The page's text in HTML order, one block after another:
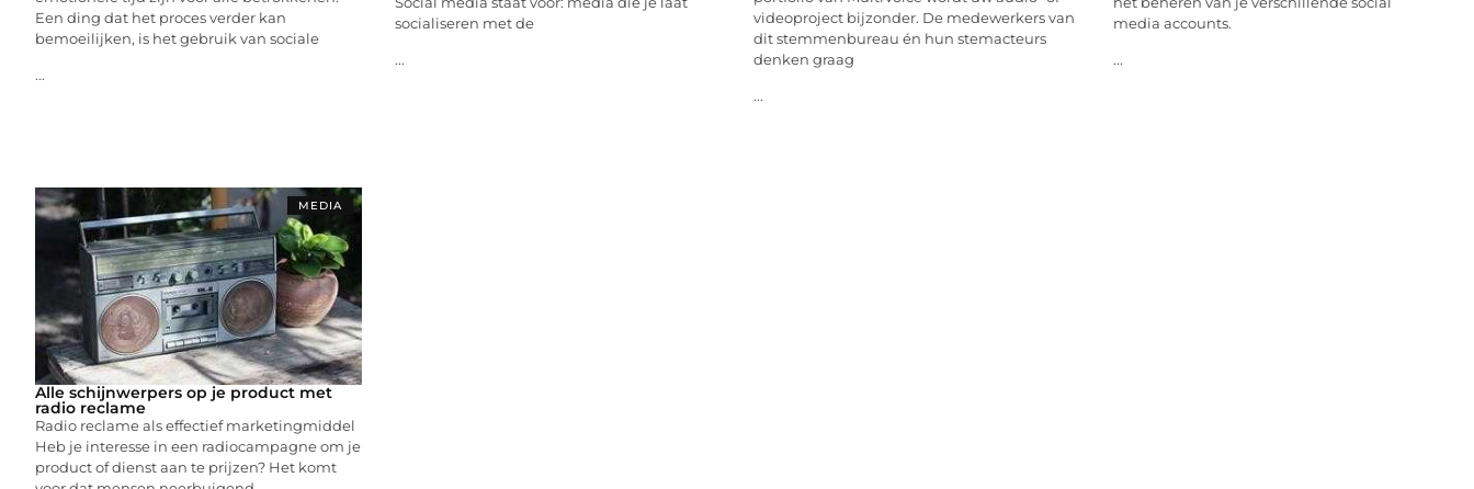
Een ding dat het proces verder kan
bemoeilijken, is het gebruik van sociale
...
socialiseren met de
...
videoproject bijzonder. De medewerkers van
dit stemmenbureau én hun stemacteurs
denken graag
...
media accounts.
...
MEDIA
Alle schijnwerpers op je product met
radio reclame
Radio reclame als effectief marketingmiddel
Heb je interesse in een radiocampagne om je
product of dienst aan te prijzen? Het komt